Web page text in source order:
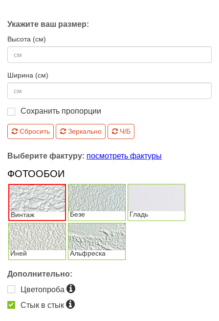
Укажите ваш размер:
Высота (см)
Ширина (см)
Сохранить пропорции
Сбросить Зеркально Ч/Б
Выберите фактуру: посмотреть фактуры
ФОТООБОИ
Винтаж Безе Гладь
Иней Альфреска
Дополнительно:
Цветопроба
Стык в стык